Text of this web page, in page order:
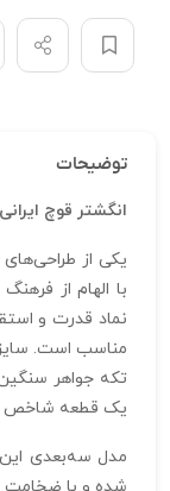
توضیحات
انگشتر قوچ ایرانی R-07
یکی از
با الهام از
نماد قدرت و
تکه جواهر
یک قطعه شاخص